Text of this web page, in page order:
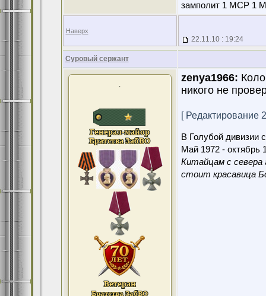
замполит 1 МСР 1
Наверх
22.11.10 : 19:24
Суровый сержант
.
zenya1966:
никого не
[ Редактирование
В Голубой дивизии
Май 1972 - октябрь
Китайцам с севера
стоит красавица